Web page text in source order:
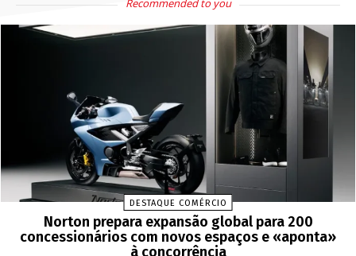
Recommended to you
DESTAQUE COMÉRCIO
Norton prepara expansão global para 200
concessionários com novos espaços e «aponta»
à concorrência